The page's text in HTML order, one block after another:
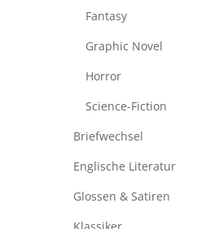
Fantasy
Graphic Novel
Horror
Science-Fiction
Briefwechsel
Englische Literatur
Glossen & Satiren
Klassiker